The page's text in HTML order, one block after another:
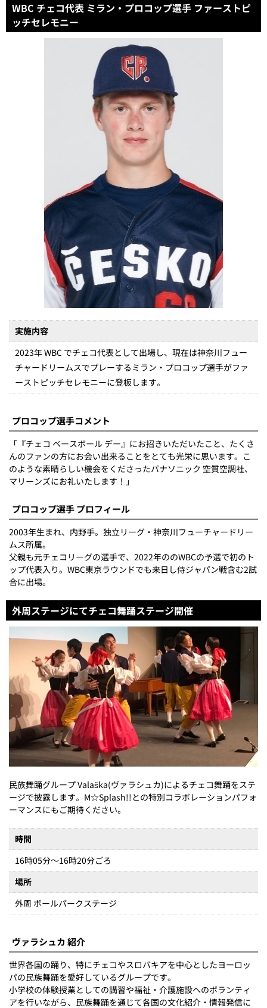
WBC チェコ代表 ミラン・プロコップ選手 ファーストピ
ッチセレモニー
実施内容
2023年 WBC でチェコ代表として出場し、現在は神奈川フュー
チャードリームスでプレーするミラン・プロコップ選手がファ
ーストピッチセレモニーに登板します。
プロコップ選手コメント
「『チェコ ベースボール デー』にお招きいただいたこと、たくさ
んのファンの方にお会い出来ることをとても光栄に思います。こ
のような素晴らしい機会をくださったパナソニック 空質空調社、
マリーンズにお礼いたします！」
プロコップ選手 プロフィール
2003年生まれ、内野手。独立リーグ・神奈川フューチャードリー
ムス所属。
父親も元チェコリーグの選手で、2022年ののWBCの予選で初のト
ップ代表入り。WBC東京ラウンドでも来日し侍ジャパン戦含む2試
合に出場。
外周ステージにてチェコ舞踊ステージ開催
民族舞踊グループ Valaška(ヴァラシュカ)によるチェコ舞踊をステ
ージで披露します。M☆Splash!!との特別コラボレーションパフォ
ーマンスにもご期待ください。
時間
16時05分～16時20分ごろ
場所
外周 ボールパークステージ
ヴァラシュカ 紹介
世界各国の踊り、特にチェコやスロバキアを中心としたヨーロッ
パの民族舞踊を愛好しているグループです。
小学校の体験授業としての講習や福祉・介護施設へのボランティ
アを行いながら、民族舞踊を通じて各国の文化紹介・情報発信に